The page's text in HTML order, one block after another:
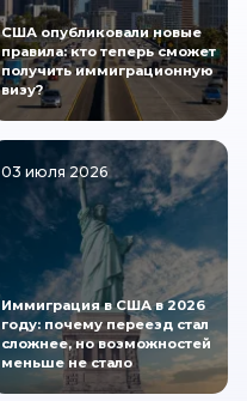
США опубликовали новые
правила: кто теперь сможет
получить иммиграционную
визу?
03 июля 2026
Иммиграция в США в 2026
году: почему переезд стал
сложнее, но возможностей
меньше не стало